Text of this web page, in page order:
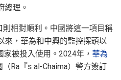
總理。
相對順利。中國將這一項目稱
來，華為和中興的監控探頭以
被投入使用。2024年， 華為
Ra『s al-Chaima）警方簽訂